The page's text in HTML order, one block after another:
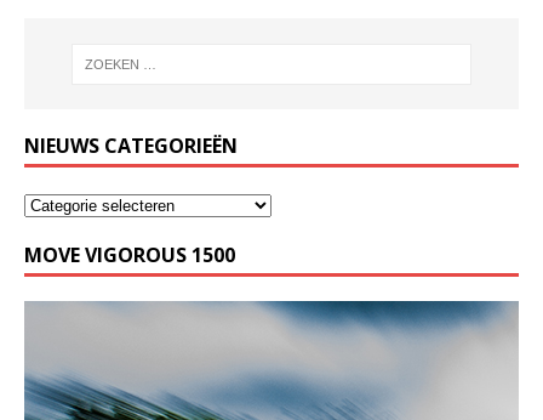
NIEUWS CATEGORIEËN
MOVE VIGOROUS 1500